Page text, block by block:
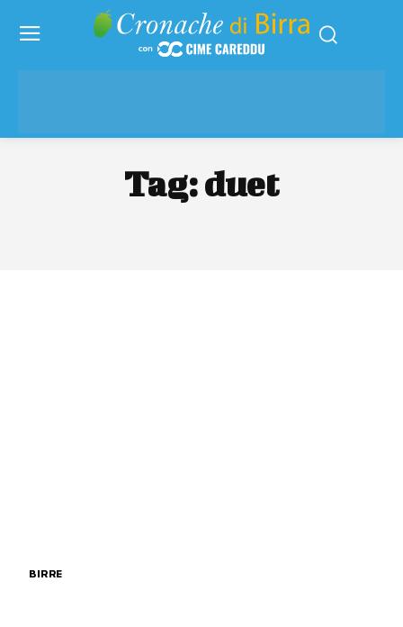
Tag:duet
BIRRE